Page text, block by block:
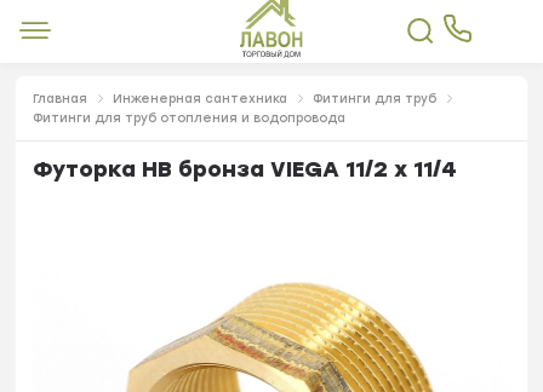
Главная Инженерная сантехника
Фитинги для труб
Фитинги для труб отопления и водопровода
Футорка НВ бронза VIEGA 11/2 x 11/4